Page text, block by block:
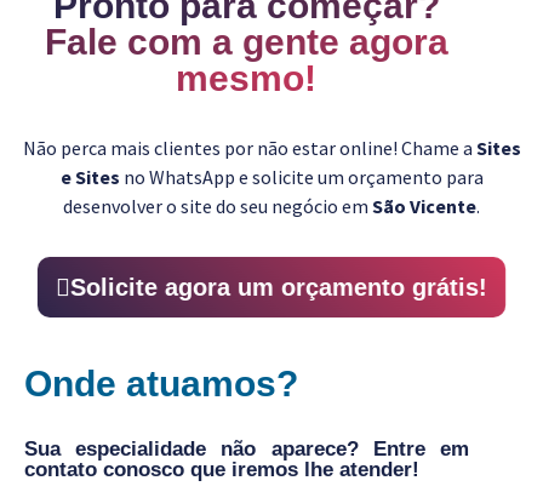
Fale com a gente agora
mesmo!
Não perca mais clientes por não estar online! Chame a Sites
e Sites no WhatsApp e solicite um orçamento para
desenvolver o site do seu negócio em São Vicente.
Solicite agora um orçamento grátis!
Onde atuamos?
Sua especialidade não aparece? Entre em
contato conosco que iremos lhe atender!